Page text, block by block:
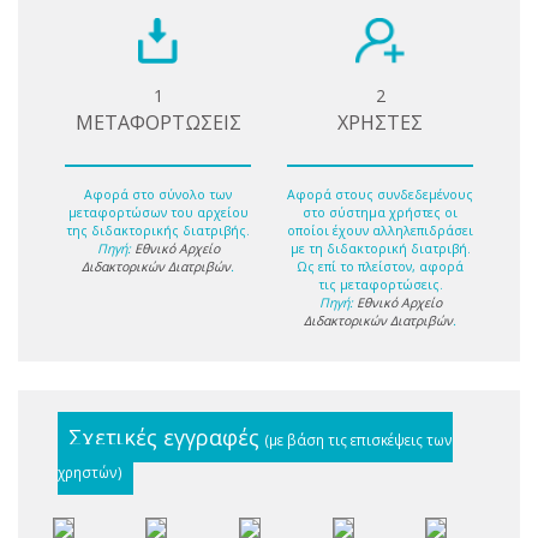
1
ΜΕΤΑΦΟΡΤΩΣΕΙΣ
Αφορά στο σύνολο των
μεταφορτώσων του αρχείου
της διδακτορικής διατριβής.
Πηγή: Εθνικό Αρχείο
Διδακτορικών Διατριβών.
2
ΧΡΗΣΤΕΣ
Αφορά στους συνδεδεμένους
στο σύστημα χρήστες οι
οποίοι έχουν αλληλεπιδράσει
με τη διδακτορική διατριβή.
Ως επί το πλείστον, αφορά
τις μεταφορτώσεις.
Πηγή: Εθνικό Αρχείο
Διδακτορικών Διατριβών.
Σχετικές εγγραφές (με βάση τις επισκέψεις των
χρηστών)